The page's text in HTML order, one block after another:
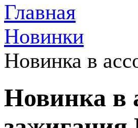
Главная
Новинки
Новинка в
Новинка в